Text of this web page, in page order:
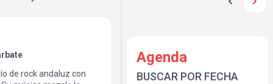
de rock andaluz con
Agenda
BUSCAR POR FECHA